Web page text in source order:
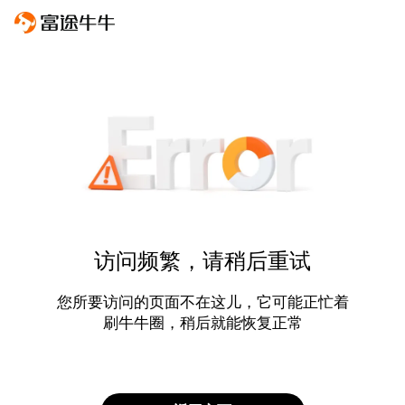
访问频繁，请稍后重试
您所要访问的页面不在这儿，它可能正忙着
刷牛牛圈，稍后就能恢复正常